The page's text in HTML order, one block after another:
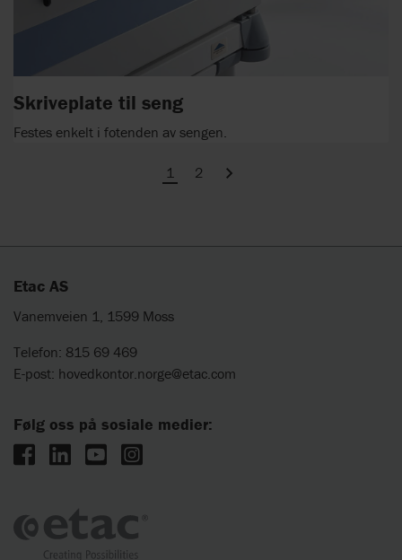
Skriveplate til seng
Festes enkelt i fotenden av sengen.
1
2
Etac AS
Vanemveien 1, 1599 Moss
Telefon: 815 69 469
E-post: hovedkontor.norge@etac.com
Følg oss på sosiale medier: